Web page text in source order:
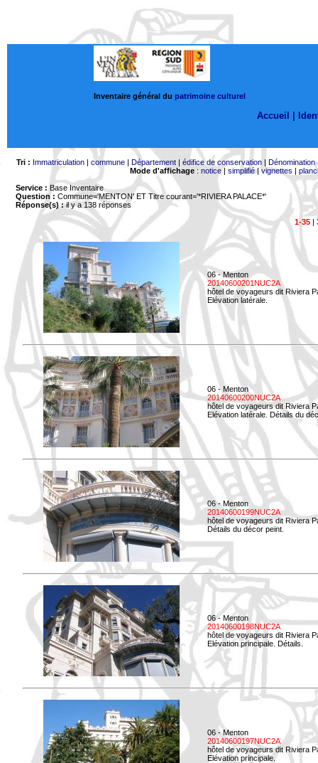
Inventaire général du patrimoine culturel
Accueil |
Tri : Immatriculation| commune| Département| édifice de conservation| Dénomination
Mode d'affichage: notice| simplifié|vignettes |
Service : Base Inventaire
Question : Commune='MENTON' ET Titre courant='*RIVIERA PALACE*'
Réponse(s) :il y a 138 réponses
1-35|
06 - Menton
20140600201NUC2A
hôtel de voyageurs dit Riviera
Elévation latérale.
06 - Menton
20140600200NUC2A
hôtel de voyageurs dit Riviera
Elévation latérale. Détails du
06 - Menton
20140600199NUC2A
hôtel de voyageurs dit Riviera
Détails du décor peint.
06 - Menton
20140600198NUC2A
hôtel de voyageurs dit Riviera
Elévation principale. Détails.
06 - Menton
20140600197NUC2A
hôtel de voyageurs dit Riviera
Elévation principale.